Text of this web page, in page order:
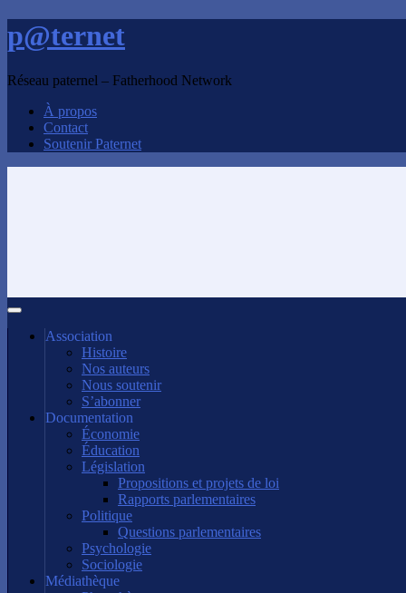
p@ternet
Réseau paternel – Fatherhood Network
À propos
Contact
Soutenir Paternet
Association
Histoire
Nos auteurs
Nous soutenir
S’abonner
Documentation
Économie
Éducation
Législation
Propositions et projets de loi
Rapports parlementaires
Politique
Questions parlementaires
Psychologie
Sociologie
Médiathèque